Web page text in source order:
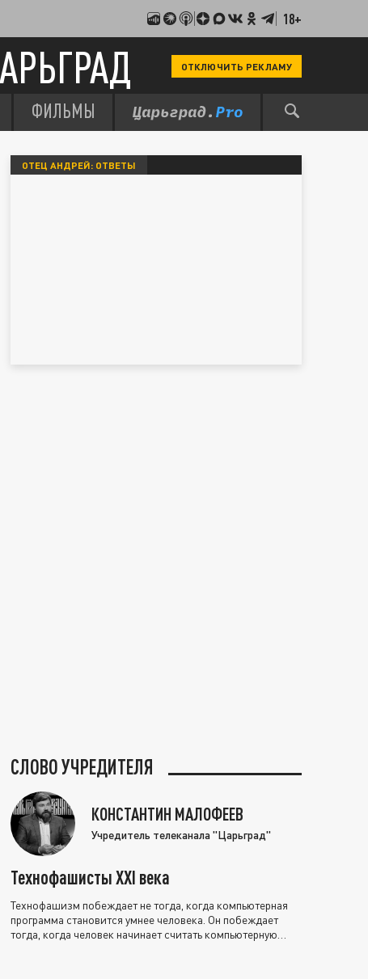
18+
ОТКЛЮЧИТЬ РЕКЛАМУ
ФИЛЬМЫ
ОТЕЦ АНДРЕЙ: ОТВЕТЫ
СЛОВО УЧРЕДИТЕЛЯ
КОНСТАНТИН МАЛОФЕЕВ
Учредитель телеканала "Царьград"
Технофашисты XXI века
Технофашизм побеждает не тогда, когда компьютерная
программа становится умнее человека. Он побеждает
тогда, когда человек начинает считать компьютерную